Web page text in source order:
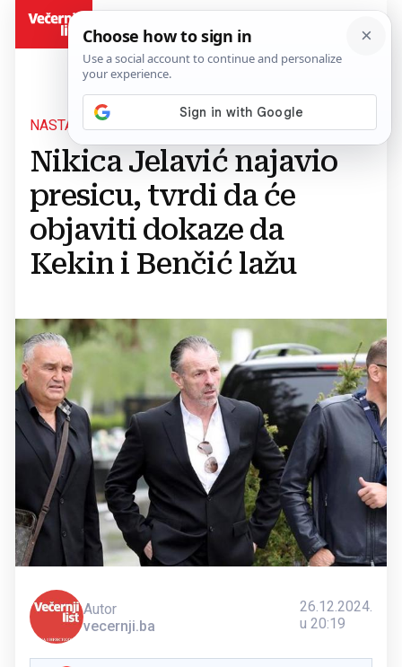
NASTAVAK PRIČE O KAVI
Nikica Jelavić najavio
presicu, tvrdi da će
objaviti dokaze da
Kekin i Benčić lažu
Autor
vecernji.ba
26.12.2024.
u 20:19